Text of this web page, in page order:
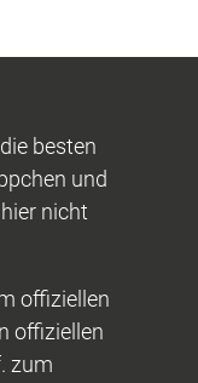
besten
und
nicht
offiziellen
offiziellen
zum